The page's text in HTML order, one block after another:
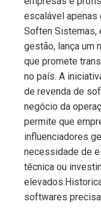
escalável apenas
Soften Sistemas,
gestão, lança um
que promete
no país. A
de revenda de
negócio da
permite que
influenciadores
necessidade de
técnica ou
softwares